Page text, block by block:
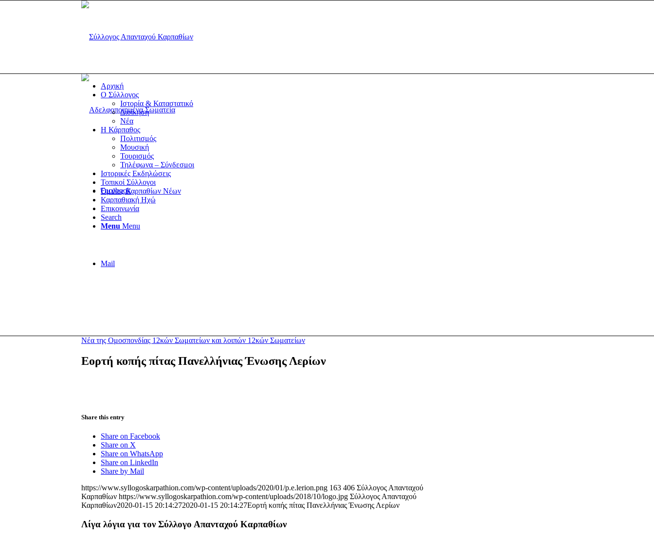
Facebook
Mail
Αρχική
Ο Σύλλογος
Ιστορία & Καταστατικό
Διοίκηση
Νέα
Η Κάρπαθος
Πολιτισμός
Μουσική
Τουρισμός
Τηλέφωνα – Σύνδεσμοι
Ιστορικές Εκδηλώσεις
Τοπικοί Σύλλογοι
Όμιλος Καρπαθίων Νέων
Καρπαθιακή Ηχώ
Επικοινωνία
Search
Menu Menu
Νέα της Ομοσπονδίας 12κών Σωματείων και λοιπών 12κών Σωματείων
Εορτή κοπής πίτας Πανελλήνιας Ένωσης Λερίων
Share this entry
Share on Facebook
Share on X
Share on WhatsApp
Share on LinkedIn
Share by Mail
https://www.syllogoskarpathion.com/wp-content/uploads/2020/01/p.e.lerion.png 163 406 Σύλλογος Απανταχού
Καρπαθίων https://www.syllogoskarpathion.com/wp-content/uploads/2018/10/logo.jpg Σύλλογος Απανταχού
Καρπαθίων2020-01-15 20:14:272020-01-15 20:14:27Εορτή κοπής πίτας Πανελλήνιας Ένωσης Λερίων
Λίγα λόγια για τον Σύλλογο Απανταχού Καρπαθίων